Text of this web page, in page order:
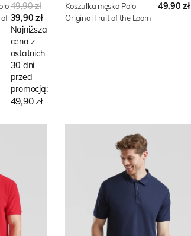
49,90 zł
39,90 zł
Najniższa
cena z
ostatnich
30 dni
przed
promocją:
49,90 zł
Koszulka męska Polo
Original Fruit of the Loom
49,90 zł